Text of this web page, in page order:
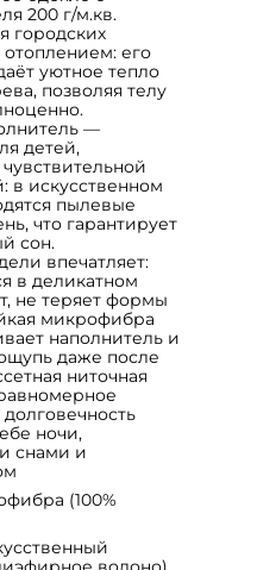
200 г/м.кв.
городских
его
уютное тепло
позволяя телу
—
детей,
в искусственном
пылевые
что гарантирует
сон.
впечатляет:
в деликатном
не теряет формы
микрофибра
наполнитель и
даже после
ниточная
ночи,
снами и
(100%